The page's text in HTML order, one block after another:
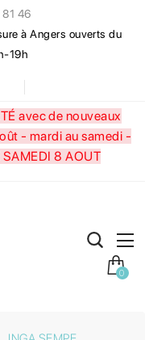
81 46
à Angers ouverts du
19h
avec de nouveaux
- mardi au samedi -
8 AOUT
0